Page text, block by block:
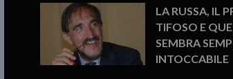
LA RUSSA, IL
TIFOSO E
SEMBRA
INTOCCABILE